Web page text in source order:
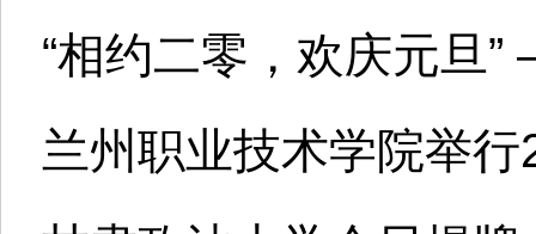
“相约二零，欢庆元旦
兰州职业技术学院举